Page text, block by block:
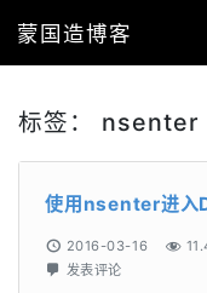
蒙国造博客
标签： nsenter
使用nsenter进入
2016-03-16
发表评论